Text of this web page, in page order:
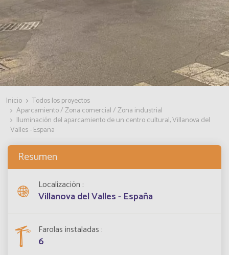
Inicio
Todos los proyectos
Aparcamiento / Zona comercial / Zona industrial
Iluminación del aparcamiento de un centro cultural, Villanova del
Valles - España
Resumen
Localización
Villanova del Valles - España
Farolas instaladas
6